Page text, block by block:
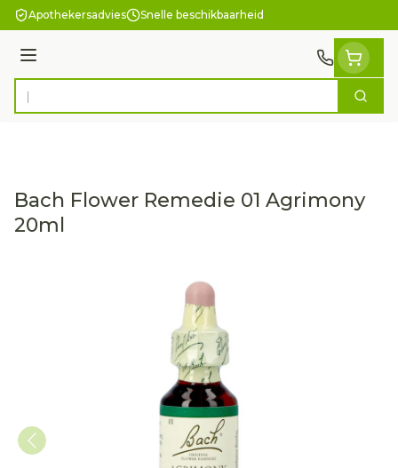
Ga naar de inhoud
Apothekersadvies Snelle beschikbaarheid
Menu
Product, merk, categorie... Zoek
Bach Flower Remedie 01 Agrimony
20ml